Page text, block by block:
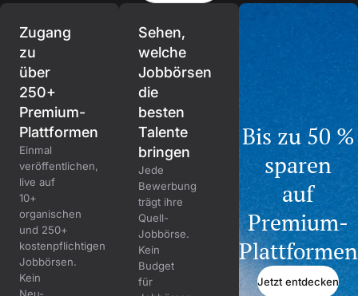
Zugang
zu
über
250+
Premium-
Plattformen
Einmal
veröffentlichen,
live auf
10+
organischen
und 250+
kostenpflichtigen
Jobbörsen.
Kein
Sehen,
welche
Jobbörsen
die
besten
Talente
bringen
Jede
Bewerbung
trägt ihre
Quell-
Jobbörse.
Kein
Budget
für
Bis zu 50 %
sparen
auf
Premium-
Plattformen
Jetzt entdecken